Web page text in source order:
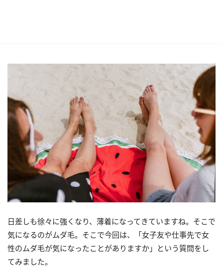
日差しも徐々に強くなり、薄着になってきていますね。そこで
気になるのがムダ毛。そこで今回は、「女子友や仕事先で女
性のムダ毛が気になったことがありますか」という質問をし
てみました。